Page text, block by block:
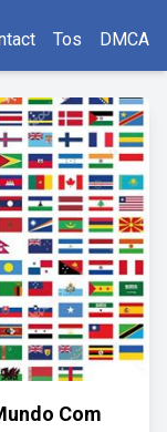
Tos DMCA
Com